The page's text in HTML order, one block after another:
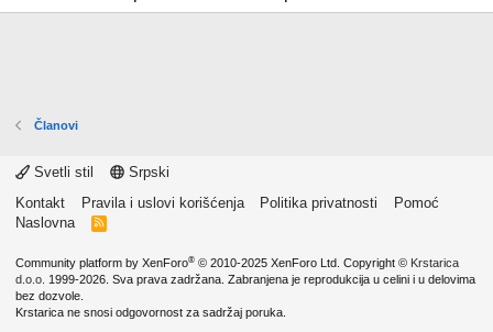
Članovi
Svetli stil
Srpski
Kontakt
Pravila i uslovi korišćenja Politika privatnosti
Pomoć
Naslovna
R
Community platform by XenForo® © 2010-2025 XenForo Ltd. Copyright © Krstarica
d.o.o. 1999-2026. Sva prava zadržana. Zabranjena je reprodukcija u celini i u delovima
bez dozvole.
Krstarica ne snosi odgovornost za sadržaj poruka.